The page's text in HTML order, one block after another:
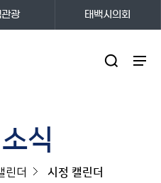
관광 태백시의회
식
린더 시정 캘린더